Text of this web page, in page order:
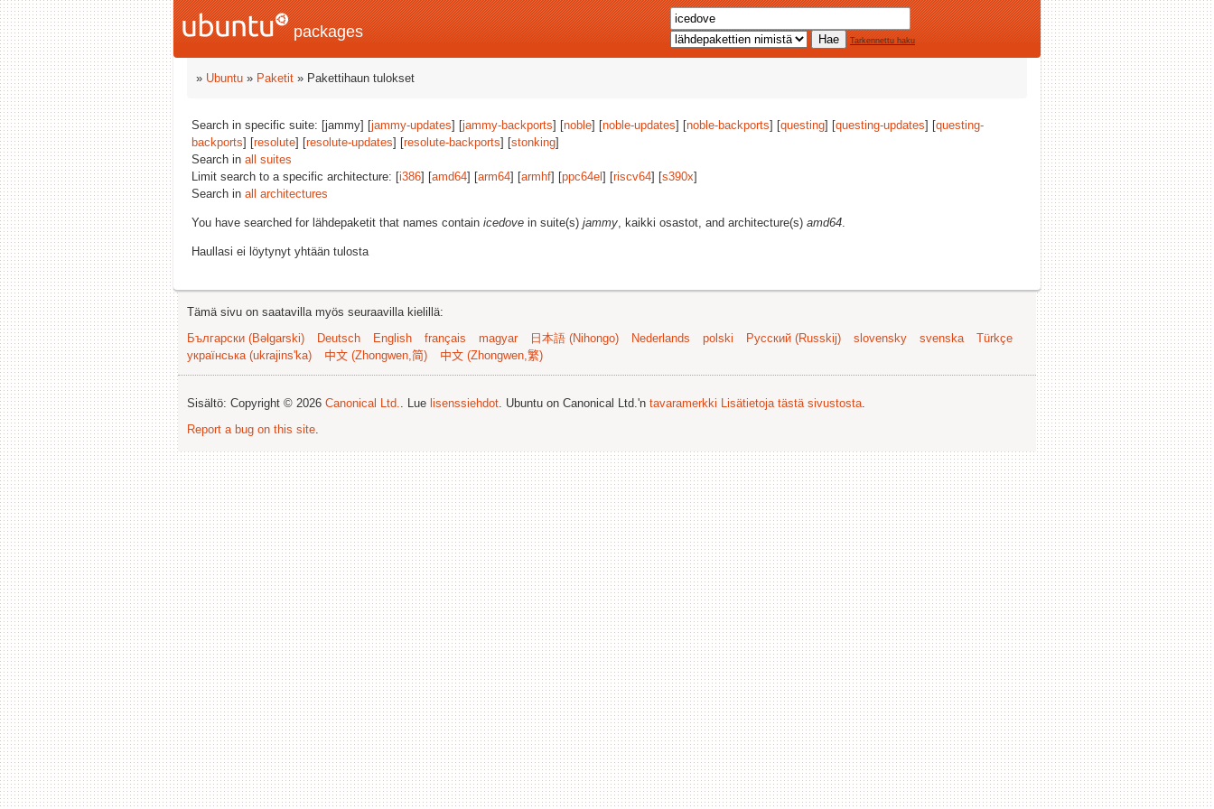
packages Tarkennettu haku
» Ubuntu » Paketit » Pakettihaun tulokset
Search in specific suite: [jammy] [jammy-updates] [jammy-backports] [noble] [noble-updates] [noble-backports] [questing] [questing-updates] [questing-
backports] [resolute] [resolute-updates] [resolute-backports] [stonking]
Search in all suites
Limit search to a specific architecture: [i386] [amd64] [arm64] [armhf] [ppc64el ] [riscv64] [s390x]
Search in all architectures
You have searched for lähdepaketit that names contain icedove in suite(s) jammy, kaikki osastot, and architecture(s) amd64.
Haullasi ei löytynyt yhtään tulosta
Tämä sivu on saatavilla myös seuraavilla kielillä:
Български (Bəlgarski)
Deutsch English français magyar 日本語 (Nihongo) Nederlands polski Русский (Russkij) slovensky svenska
Türkçe
українська (ukrajins'ka)
中文 (Zhongwen,简) 中文 (Zhongwen,繁)
Sisältö: Copyright © 2026 Canonical Ltd.. Lue lisenssiehdot. Ubuntu on Canonical Ltd.'n tavaramerkki Lisätietoja tästä sivustosta.
Report a bug on this site.